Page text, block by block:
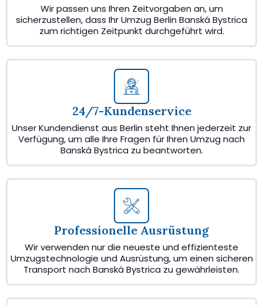
Wir passen uns Ihren Zeitvorgaben an, um
sicherzustellen, dass Ihr Umzug Berlin Banská Bystrica
zum richtigen Zeitpunkt durchgeführt wird.
24/7-Kundenservice
Unser Kundendienst aus Berlin steht Ihnen jederzeit zur
Verfügung, um alle Ihre Fragen für Ihren Umzug nach
Banská Bystrica zu beantworten.
Professionelle Ausrüstung
Wir verwenden nur die neueste und effizienteste
Umzugstechnologie und Ausrüstung, um einen sicheren
Transport nach Banská Bystrica zu gewährleisten.